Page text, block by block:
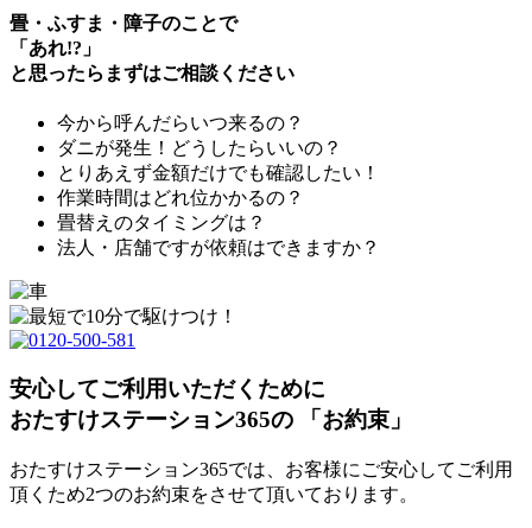
畳・ふすま・障子のことで
「 あれ!? 」
と思ったらまずはご相談ください
今から呼んだらいつ来るの？
ダニが発生！どうしたらいいの？
とりあえず金額だけでも確認したい！
作業時間はどれ位かかるの？
畳替えのタイミングは？
法人・店舗ですが依頼はできますか？
安心してご利用いただくために
おたすけステーション365の
「 お約束 」
おたすけステーション365では、お客様にご安心してご利用
頂くため2つのお約束をさせて頂いております。